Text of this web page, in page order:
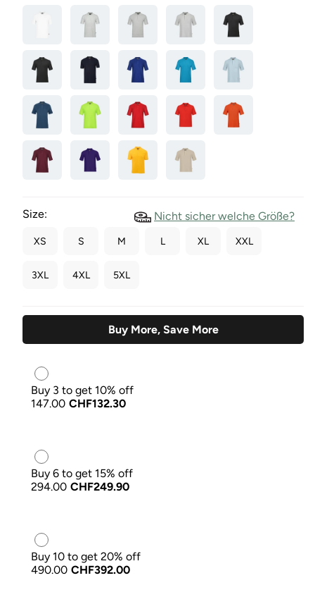
Size: Nicht sicher welche Größe?
XS S M L XL XXL
3XL 4XL 5XL
Buy More, Save More
Buy 3 to get 10% off
147.00 CHF132.30
Buy 6 to get 15% off
294.00 CHF249.90
Buy 10 to get 20% off
490.00 CHF392.00